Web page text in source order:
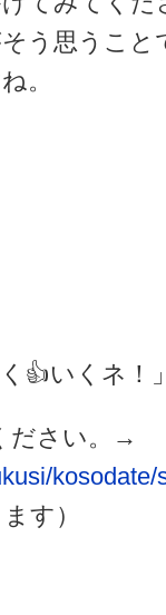
う思うこと
。
👍いくネ！
ださい。→
す）